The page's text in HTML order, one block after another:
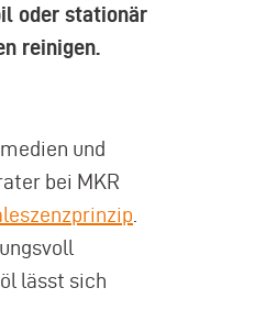
oder stationär
reinigen.
und
bei MKR
lässt sich